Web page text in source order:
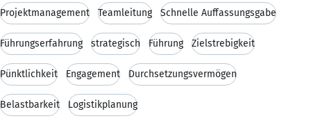
Projektmanagement Teamleitung Schnelle Auffassungsgabe
Führungserfahrung strategisch Führung Zielstrebigkeit
Pünktlichkeit Engagement Durchsetzungsvermögen
Belastbarkeit Logistikplanung